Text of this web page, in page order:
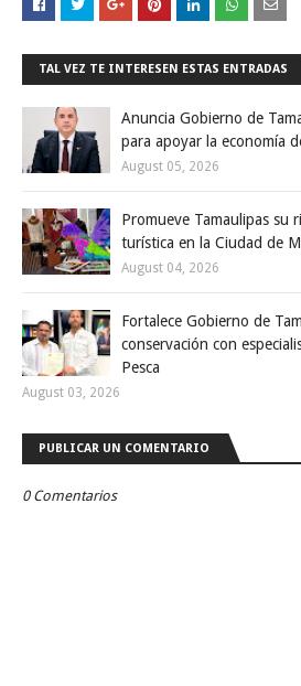
TAL VEZ TE INTERESEN ESTAS ENTRADAS
Anuncia Gobierno de
para apoyar la economía
August 05, 2026
Promueve Tamaulipas su
turística en la Ciudad de
August 04, 2026
Fortalece Gobierno de
conservación con
Pesca
August 03, 2026
PUBLICAR UN COMENTARIO
0 Comentarios